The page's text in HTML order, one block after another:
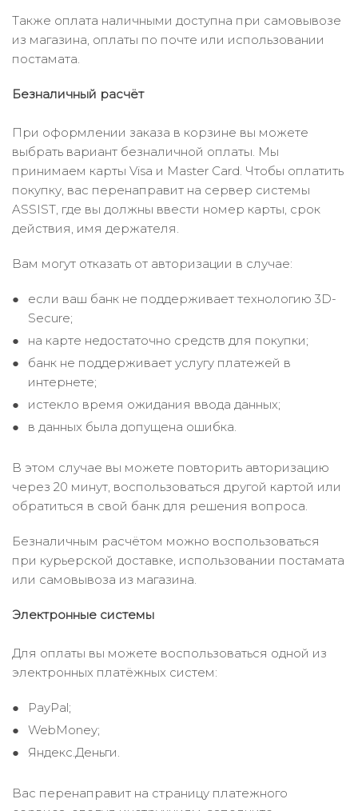
Также оплата наличными доступна при самовывозе
из магазина, оплаты по почте или использовании
постамата.
Безналичный расчёт
При оформлении заказа в корзине вы можете
выбрать вариант безналичной оплаты. Мы
принимаем карты Visa и Master Card. Чтобы оплатить
покупку, вас перенаправит на сервер системы
ASSIST, где вы должны ввести номер карты, срок
действия, имя держателя.
Вам могут отказать от авторизации в случае:
если ваш банк не поддерживает технологию 3D-
Secure;
на карте недостаточно средств для покупки;
банк не поддерживает услугу платежей в
интернете;
истекло время ожидания ввода данных;
в данных была допущена ошибка.
В этом случае вы можете повторить авторизацию
через 20 минут, воспользоваться другой картой или
обратиться в свой банк для решения вопроса.
Безналичным расчётом можно воспользоваться
при курьерской доставке, использовании постамата
или самовывоза из магазина.
Электронные системы
Для оплаты вы можете воспользоваться одной из
электронных платёжных систем:
PayPal;
WebMoney;
Яндекс.Деньги.
Вас перенаправит на страницу платежного